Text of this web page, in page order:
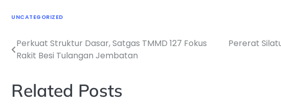
UNCATEGORIZED
Navigasi
Perkuat Struktur Dasar, Satgas TMMD 127 Fokus
Rakit Besi Tulangan Jembatan
Pererat
Related Posts